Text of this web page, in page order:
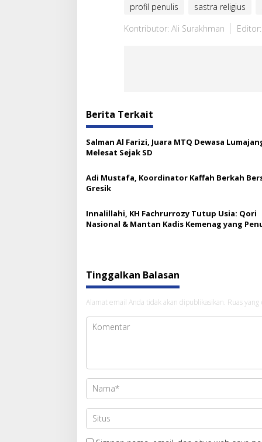
profil penulis
sastra religius
Kontributor: Ali Surakhman
Berita Terkait
Salman Al Farizi, Juara MTQ Dewasa
Melesat Sejak SD
Adi Mustafa, Koordinator Kaffah Berkah
Gresik
Innalillahi, KH Fachrurrozy Tutup Usia: Qori
Nasional & Mantan Kadis Kemenag yang
Tinggalkan Balasan
Alamat email Anda tidak akan dipublikasikan. Ruas